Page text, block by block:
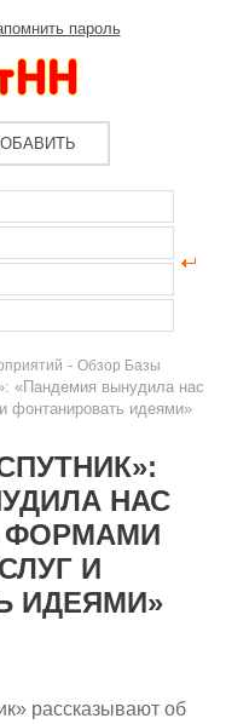
пароль
- Обзор Базы
«Пандемия вынудила нас
фонтанировать идеями»
НАС
ФОРМАМИ
И
ИДЕЯМИ»
рассказывают об